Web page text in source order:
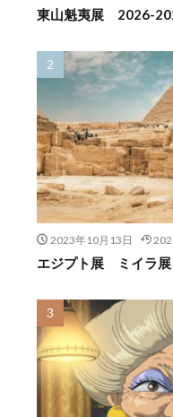
東山魁夷展 2026-
2023年10月13日
エジプト展 ミイラ